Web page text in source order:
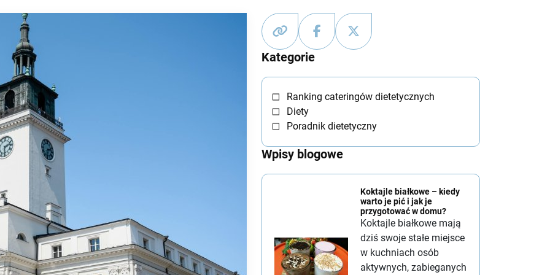
Kategorie
Ranking cateringów dietetycznych
Diety
Poradnik dietetyczny
Wpisy blogowe
Koktajle białkowe – kiedy
warto je pić i jak je
przygotować w domu?
Koktajle białkowe mają
dziś swoje stałe miejsce
w kuchniach osób
aktywnych, zabieganych